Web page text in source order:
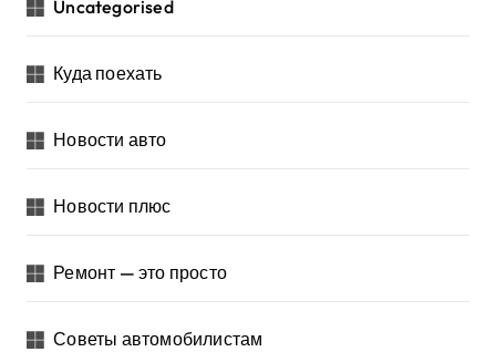
Uncategorised
Куда поехать
Новости авто
Новости плюс
Ремонт — это просто
Советы автомобилистам